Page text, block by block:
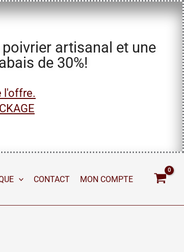
artisanal et une
de 30%!
l'offre.
CONTACT MON COMPTE